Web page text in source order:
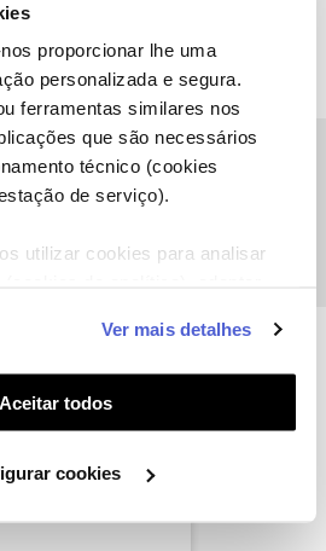
proporcionar lhe uma
personalizada e segura.
ferramentas similares nos
que são necessários
técnico (cookies
de serviço).
utilizar cookies para analisar
de personalização e
anúncios aos seus interesses
personalizada). Pode gerir a
clicando em "Configurar
Ver mais detalhes
Aceitar todos
cookies
de julho